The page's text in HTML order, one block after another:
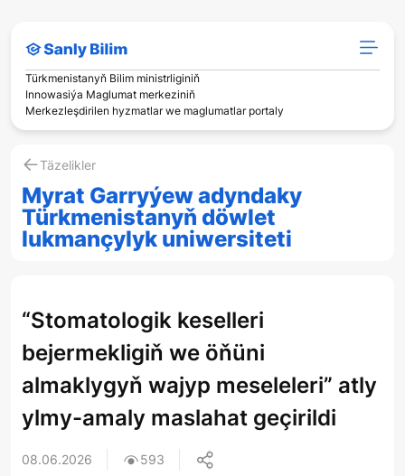
Türkmenistanyň Bilim ministrliginiň
Innowasiýa Maglumat merkeziniň
Merkezleşdirilen hyzmatlar we maglumatlar portaly
Täzelikler
Myrat Garryýew adyndaky
Türkmenistanyň döwlet
lukmançylyk uniwersiteti
“Stomatologik keselleri
bejermekligiň we öňüni
almaklygyň wajyp meseleleri” atly
ylmy-amaly maslahat geçirildi
08.06.2026 593